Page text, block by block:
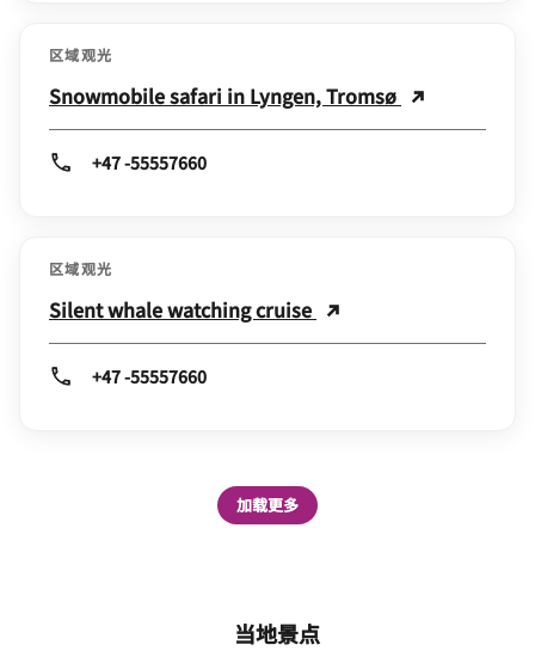
区域观光
Snowmobile safari in Lyngen, Tromsø
+47 -55557660
区域观光
Silent whale watching cruise
+47 -55557660
加载更多
当地景点